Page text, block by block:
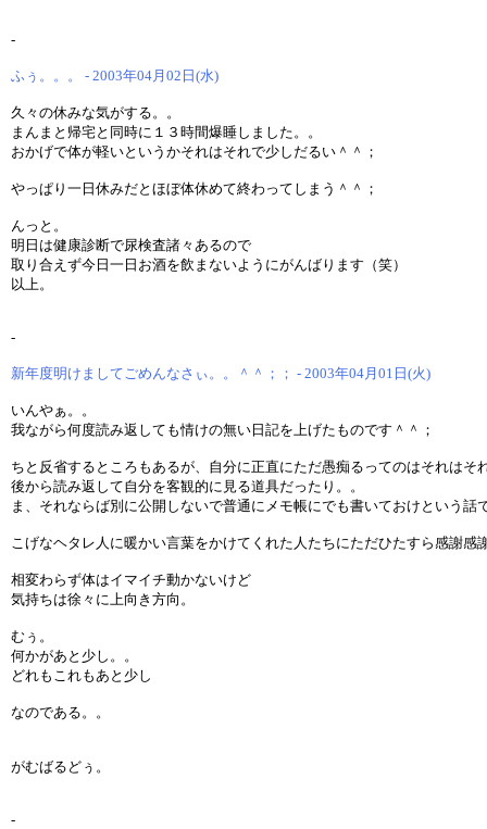
-
ふぅ。。。 - 2003年04月02日(水)
久々の休みな気がする。。
まんまと帰宅と同時に１３時間爆睡しました。。
おかげで体が軽いというかそれはそれで少しだるい＾＾；
やっぱり一日休みだとほぼ体休めて終わってしまう＾＾；
んっと。
明日は健康診断で尿検査諸々あるので
取り合えず今日一日お酒を飲まないようにがんばります（笑）
以上。
-
新年度明けましてごめんなさぃ。。＾＾；； - 2003年04月01日(火)
いんやぁ。。
我ながら何度読み返しても情けの無い日記を上げたものです＾＾；
ちと反省するところもあるが、自分に正直にただ愚痴るってのはそれはそ
後から読み返して自分を客観的に見る道具だったり。。
ま、それならば別に公開しないで普通にメモ帳にでも書いておけという話
こげなヘタレ人に暖かい言葉をかけてくれた人たちにただひたすら感謝感
相変わらず体はイマイチ動かないけど
気持ちは徐々に上向き方向。
むぅ。
何かがあと少し。。
どれもこれもあと少し
なのである。。
がむばるどぅ。
-